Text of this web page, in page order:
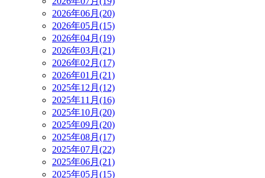
2026年06月(20)
2026年05月(15)
2026年04月(19)
2026年03月(21)
2026年02月(17)
2026年01月(21)
2025年12月(12)
2025年11月(16)
2025年10月(20)
2025年09月(20)
2025年08月(17)
2025年07月(22)
2025年06月(21)
2025年05月(15)